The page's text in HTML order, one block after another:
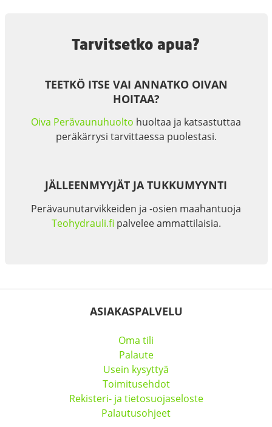
Tarvitsetko apua?
TEETKÖ ITSE VAI ANNATKO OIVAN
HOITAA?
Oiva Perävaunuhuolto huoltaa ja katsastuttaa
peräkärrysi tarvittaessa puolestasi.
JÄLLEENMYYJÄT JA TUKKUMYYNTI
Perävaunutarvikkeiden ja -osien maahantuoja
Teohydrauli.fi palvelee ammattilaisia.
ASIAKASPALVELU
Oma tili
Palaute
Usein kysyttyä
Toimitusehdot
Rekisteri- ja tietosuojaseloste
Palautusohjeet